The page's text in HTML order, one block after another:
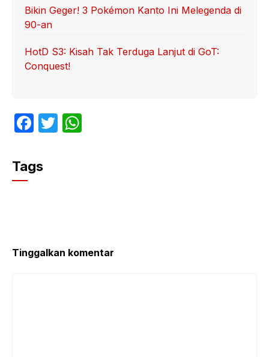
Bikin Geger! 3 Pokémon Kanto Ini Melegenda di
90-an
HotD S3: Kisah Tak Terduga Lanjut di GoT:
Conquest!
F
c
e
k
T
Tags
Tinggalkan komentar